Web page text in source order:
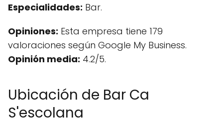
Especialidades: Bar.
Opiniones: Esta empresa tiene 179
valoraciones según Google My Business.
Opinión media: 4.2/5.
Ubicación de Bar Ca
S'escolana